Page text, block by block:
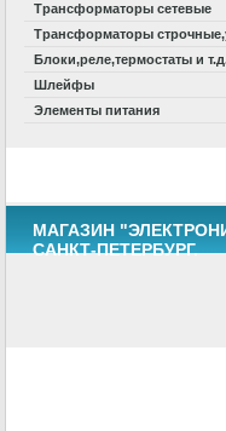
Трансформаторы сетевые
Трансформаторы
Блоки,реле,термостаты и
Шлейфы
Элементы питания
МАГАЗИН
САНКТ-ПЕТЕРБУРГ.